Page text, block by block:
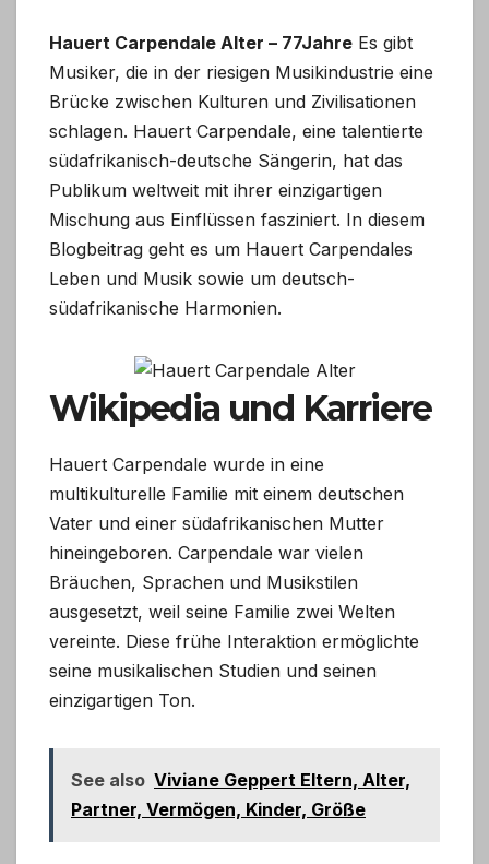
Hauert Carpendale Alter – 77Jahre Es gibt
Musiker, die in der riesigen Musikindustrie eine
Brücke zwischen Kulturen und Zivilisationen
schlagen. Hauert Carpendale, eine talentierte
südafrikanisch-deutsche Sängerin, hat das
Publikum weltweit mit ihrer einzigartigen
Mischung aus Einflüssen fasziniert. In diesem
Blogbeitrag geht es um Hauert Carpendales
Leben und Musik sowie um deutsch-
südafrikanische Harmonien.
Wikipedia und Karriere
Hauert Carpendale wurde in eine
multikulturelle Familie mit einem deutschen
Vater und einer südafrikanischen Mutter
hineingeboren. Carpendale war vielen
Bräuchen, Sprachen und Musikstilen
ausgesetzt, weil seine Familie zwei Welten
vereinte. Diese frühe Interaktion ermöglichte
seine musikalischen Studien und seinen
einzigartigen Ton.
See also Viviane Geppert Eltern, Alter,
Partner, Vermögen, Kinder, Größe